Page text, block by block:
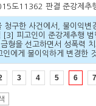
도11362 판결 준강제추
구한 사건에서, 불이익
피고인이 준강제추행
형을 선고하면서 성폭력
에게 불이익하게 변경한
3 4 5 6 7